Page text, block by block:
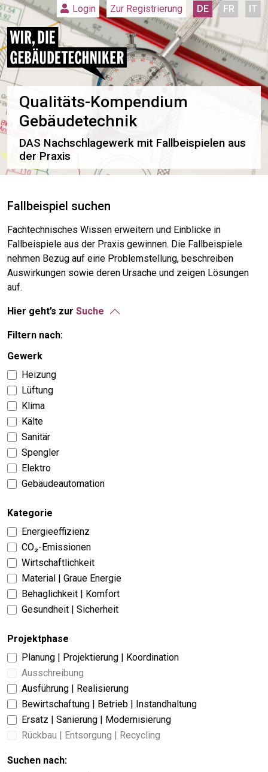
Login Zur Registrierung DE FR IT
Qualitäts-Kompendium
Gebäudetechnik
DAS Nachschlagewerk mit Fallbeispielen aus
der Praxis
Fallbeispiel suchen
Fachtechnisches Wissen erweitern und Einblicke in
Fallbeispiele aus der Praxis gewinnen. Die Fallbeispiele
nehmen Bezug auf eine Problemstellung, beschreiben
Auswirkungen sowie deren Ursache und zeigen Lösungen
auf.
Hier geht’s zur Suche
Filtern nach:
Gewerk
Heizung
Lüftung
Klima
Kälte
Sanitär
Spengler
Elektro
Gebäudeautomation
Kategorie
Energieeffizienz
CO₂-Emissionen
Wirtschaftlichkeit
Material | Graue Energie
Behaglichkeit | Komfort
Gesundheit | Sicherheit
Projektphase
Planung | Projektierung | Koordination
Ausschreibung
Ausführung | Realisierung
Bewirtschaftung | Betrieb | Instandhaltung
Ersatz | Sanierung | Modernisierung
Rückbau | Entsorgung | Recycling
Suchen nach: